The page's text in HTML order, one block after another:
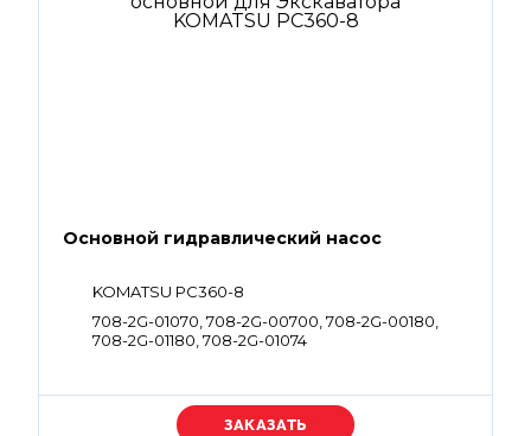
Основной гидравлический насос
KOMATSU PC360-8
708-2G-01070, 708-2G-00700, 708-2G-00180,
708-2G-01180, 708-2G-01074
Уточняйте цену